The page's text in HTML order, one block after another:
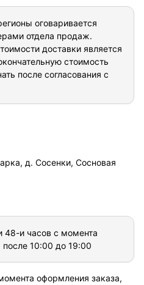
оговаривается
отдела продаж.
доставки является
стоимость
после согласования с
д. Сосенки, Сосновая
48-и часов с момента
10:00 до 19:00
оформления заказа,